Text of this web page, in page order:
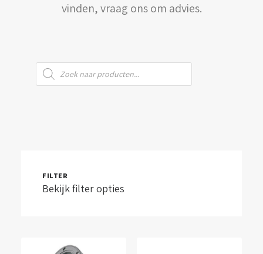
vinden, vraag ons om advies.
Producten
zoeken
FILTER
Bekijk filter opties